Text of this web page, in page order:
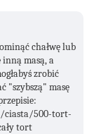
chałwę lub
inną masą, a
zrobić
"szybszą" masę
ciasta/500-tort-
tort